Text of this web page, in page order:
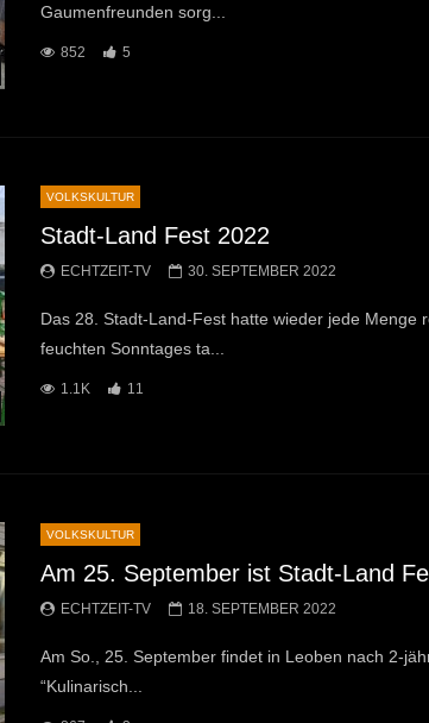
Später Ansehen
Gaumenfreunden sorg...
852 5
Später Ansehen
VOLKSKULTUR
Stadt-Land Fest 2022
ECHTZEIT-TV 30. SEPTEMBER 2022
Das 28. Stadt-Land-Fest hatte wieder jede Menge
feuchten Sonntages ta...
1.1K 11
VOLKSKULTUR
Am 25. September ist Stadt-Land
ECHTZEIT-TV 18. SEPTEMBER 2022
Am So., 25. September findet in Leoben nach 2-
“Kulinarisch...